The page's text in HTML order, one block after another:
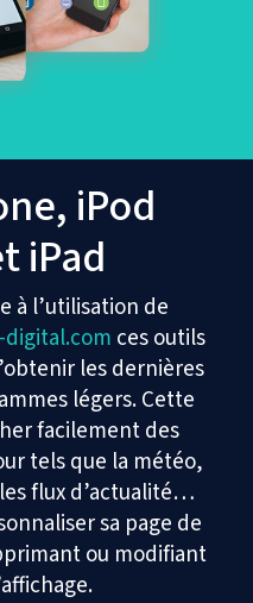
iPod
iPad
à l’utilisation de
ces outils
les dernières
légers. Cette
facilement des
tels que la météo,
flux d’actualité…
sa page de
ou modifiant